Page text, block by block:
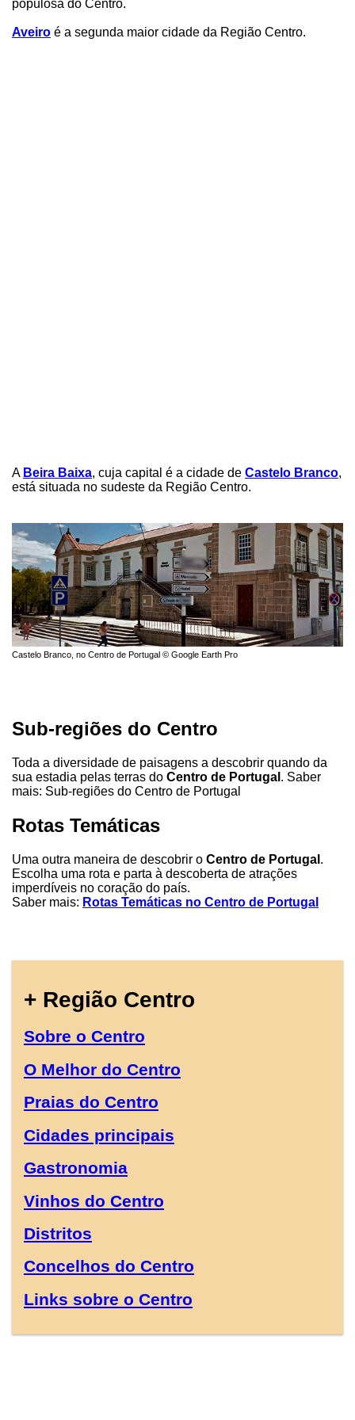
populosa do Centro.
Aveiro é a segunda maior cidade da Região Centro.
A Beira Baixa, cuja capital é a cidade de Castelo Branco,
está situada no sudeste da Região Centro.
Castelo Branco, no Centro de Portugal © Google Earth Pro
Sub-regiões do Centro
Toda a diversidade de paisagens a descobrir quando da
sua estadia pelas terras do Centro de Portugal . Saber
mais: Sub-regiões do Centro de Portugal
Rotas Temáticas
Uma outra maneira de descobrir o Centro de Portugal .
Escolha uma rota e parta à descoberta de atrações
imperdíveis no coração do país.
Saber mais: Rotas Temáticas no Centro de Portugal
+ Região Centro
Sobre o Centro
O Melhor do Centro
Praias do Centro
Cidades principais
Gastronomia
Vinhos do Centro
Distritos
Concelhos do Centro
Links sobre o Centro